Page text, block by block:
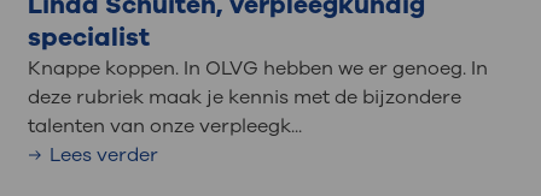
specialist
Knappe koppen. In OLVG hebben we er genoeg. In
deze rubriek maak je kennis met de bijzondere
talenten van onze verpleegk...
Lees verder